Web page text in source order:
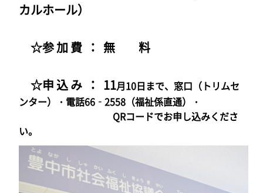
カルホール）
☆参 加 費 ： 無 料
☆申 込 み ： 11月10日まで、窓口（トリムセ
ンター）・電話66‐2558（福祉係直通）・
QRコードでお申し込みくださ
い。